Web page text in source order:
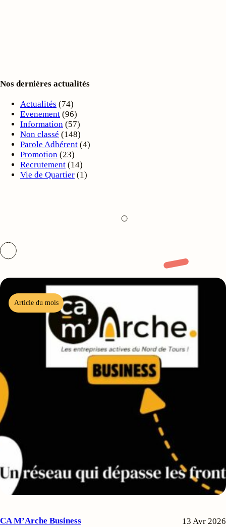
Nos dernières actualités
Actualités (74)
Evenement (96)
Information (57)
Non classé (148)
Parole Adhérent (4)
Promotion (23)
Recrutement (14)
Vie de Quartier (1)
Article du mois
CA M’Arche Business 13 Avr 2026